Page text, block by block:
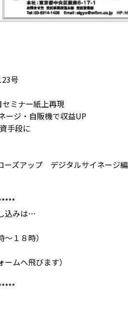
号
ミナー紙上再現
ージ・自販機で収益UP
手段に
ズアップ デジタルサイネージ編
込みは…
１８時）
ムへ飛びます）